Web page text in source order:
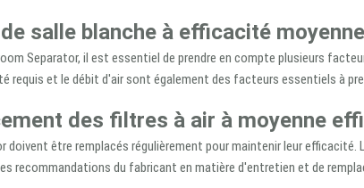
salle blanche à efficacité
Separator, il est essentiel de prendre en compte plusieurs
requis et le débit d'air sont également des facteurs essentiels à
des filtres à air à moyenne
être remplacés régulièrement pour maintenir leur
recommandations du fabricant en matière d'entretien et de